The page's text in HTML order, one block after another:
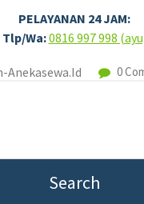
PELAYANAN 24 JAM:
Tlp/Wa:0816 997 998
Anekasewa.id 0
Search